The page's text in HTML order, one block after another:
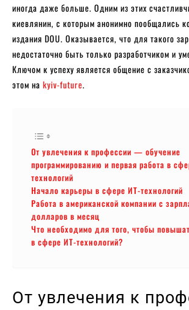
иногда даже больше. Одним из этих
киевлянин, с которым анонимно пообщались
издания DOU. Оказывается, что для такого
недостаточно быть только разработчиком и
Ключом к успеху является общение с
этом на kyiv-future.
От увлечения к профессии — обучение
программированию и первая работа в
технологий
Начало карьеры в сфере ИТ-технологий
Работа в американской компании с
долларов в месяц
Что необходимо для того, чтобы
в сфере ИТ-технологий?
От увлечения к